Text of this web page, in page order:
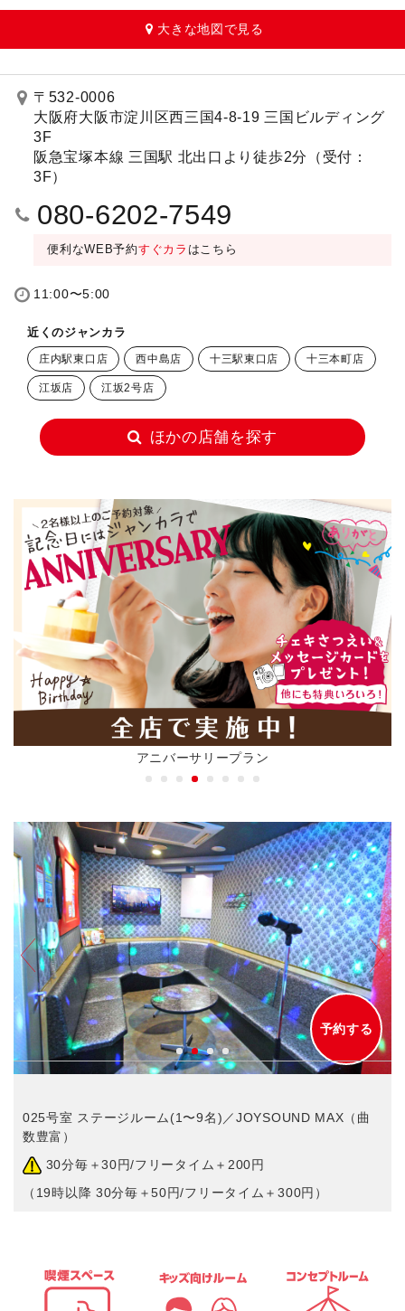
大きな地図で見る
〒532-0006
大阪府大阪市淀川区西三国4-8-19 三国ビルディング
3F
阪急宝塚本線 三国駅 北出口より徒歩2分（受付：
3F）
080-6202-7549
便利なWEB予約すぐカラ はこちら
11:00〜5:00
近くのジャンカラ
庄内駅東口店 西中島店 十三駅東口店 十三本町店
江坂店 江坂2号店
ほかの店舗を探す
アニバーサリープラン
予約する
025号室 ステージルーム(1〜9名)／JOYSOUND MAX（曲
数豊富）
30分毎＋30円/フリータイム＋200円
（19時以降 30分毎＋50円/フリータイム＋300円）